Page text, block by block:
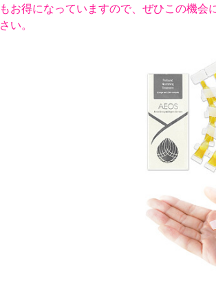
もお得になっていますので、ぜひこの機
さい。